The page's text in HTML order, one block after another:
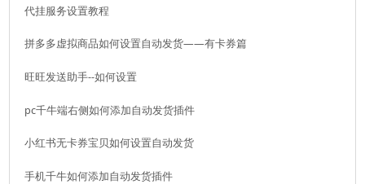
代挂服务设置教程
拼多多虚拟商品如何设置自动发货——有卡券篇
旺旺发送助手--如何设置
pc千牛端右侧如何添加自动发货插件
小红书无卡券宝贝如何设置自动发货
手机千牛如何添加自动发货插件